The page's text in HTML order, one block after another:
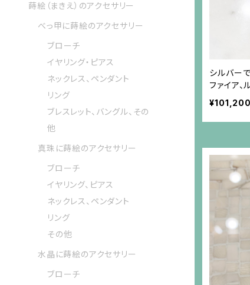
シルバー
ファイア、
ールのシル
¥101,200
蒔絵（まきえ）のアクセサリー
べっ甲に蒔絵のアクセサリー
ブローチ
イヤリング・ピアス
ネックレス、ペンダント
リング
ブレスレット、バングル、その
他
真珠に蒔絵のアクセサリー
ブローチ
イヤリング、ピアス
ネックレス、ペンダント
リング
その他
水晶に蒔絵のアクセサリー
ブローチ